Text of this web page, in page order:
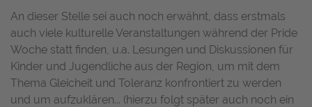
An dieser Stelle sei auch noch erwähnt, dass erstmals
auch viele kulturelle Veranstaltungen während der Pride
Woche statt finden, u.a. Lesungen und Diskussionen für
Kinder und Jugendliche aus der Region, um mit dem
Thema Gleicheit und Toleranz konfrontiert zu werden
und um aufzuklären... (hierzu folgt später auch noch ein